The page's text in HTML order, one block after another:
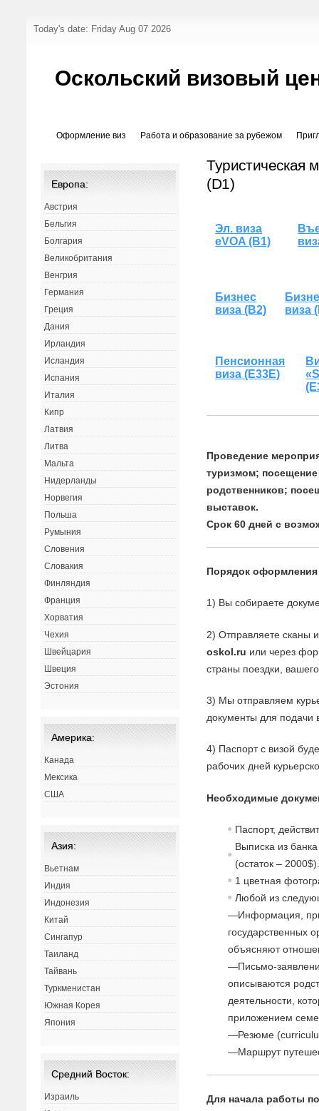
Today's date: Friday Aug 07 2026
Оскольский визовый
Оформление виз Работа и образование за рубежом
Туристическая
(D1)
Эл. виза
eVOA (B1)
Бизнес
виза (B2)
виза
Пенсионная
виза (Е33Е)
Проведение
туризмом;
родственников;
выставок.
Срок 60 дней с
Порядок
1) Вы собираете
2) Отправляете сканы
oskol.ru или через
страны поездки,
3) Мы отправляем
документы для подачи
4) Паспорт с визой
рабочих дней
Необходимые
Паспорт,
Выписка из
(остаток –
1 цветная
Любой из
—Информация,
государственных
объясняют
—Письмо-
описываются
деятельности,
приложением
—Резюме
—Маршрут
Для начала работы
Европа:
Австрия
Бельгия
Болгария
Великобритания
Венгрия
Германия
Греция
Дания
Ирландия
Исландия
Испания
Италия
Кипр
Латвия
Литва
Мальта
Нидерланды
Норвегия
Польша
Румыния
Словения
Словакия
Финляндия
Франция
Хорватия
Чехия
Швейцария
Швеция
Эстония
Америка:
Канада
Мексика
США
Азия:
Вьетнам
Индия
Индонезия
Китай
Сингапур
Таиланд
Тайвань
Туркменистан
Южная Корея
Япония
Средний Восток:
Израиль